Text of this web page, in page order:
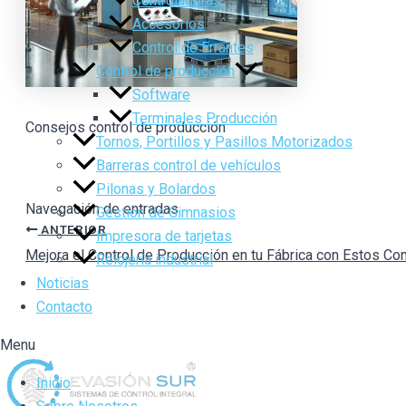
Accesorios
Control de Errantes
Control de producción
Software
Terminales Producción
Tornos, Portillos y Pasillos Motorizados
Barreras control de vehículos
Pilonas y Bolardos
Gestión de Gimnasios
Impresora de tarjetas
Relojería industrial
Noticias
Contacto
Menu
Inicio
Consejos control de producción
Navegación de entradas
ANTERIOR
Mejora el Control de Producción en tu Fábrica con Estos